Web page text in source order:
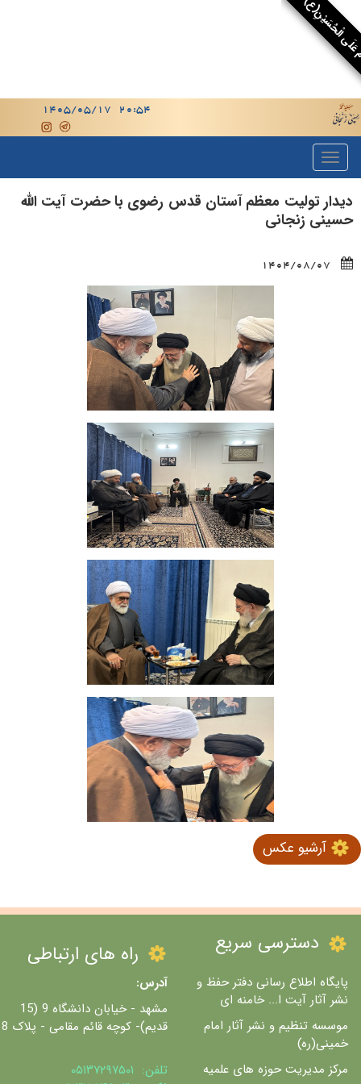
الْحُسَيْنِ(ع)
دیدار تولیت معظم آستان قدس رضوی با حضرت آیت الله
حسینی زنجانی
1404/08/07
آرشیو عکس
دسترسی سریع
پایگاه اطلاع رسانی دفتر حفظ و
نشر آثار آیت ا... خامنه ای
موسسه تنظیم و نشر آثار امام
خمینی(ره)
مرکز مدیریت حوزه های علمیه
راه های ارتباطی
آدرس:
مشهد - خیابان دانشگاه 9 (15
قدیم)- کوچه قائم مقامی - پلاک 8
تلفن: ۰۵۱۳۷۲۹۷۵۰۱